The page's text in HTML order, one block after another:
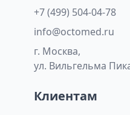
+7 (499) 504-04-78
info@octomed.ru
г. Москва,
ул. Вильгельма
Клиентам